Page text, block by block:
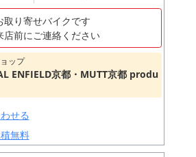
取り寄せバイクです
店前にご連絡ください
ップ
ENFIELD京都・MUTT京都 produ
せる
無料